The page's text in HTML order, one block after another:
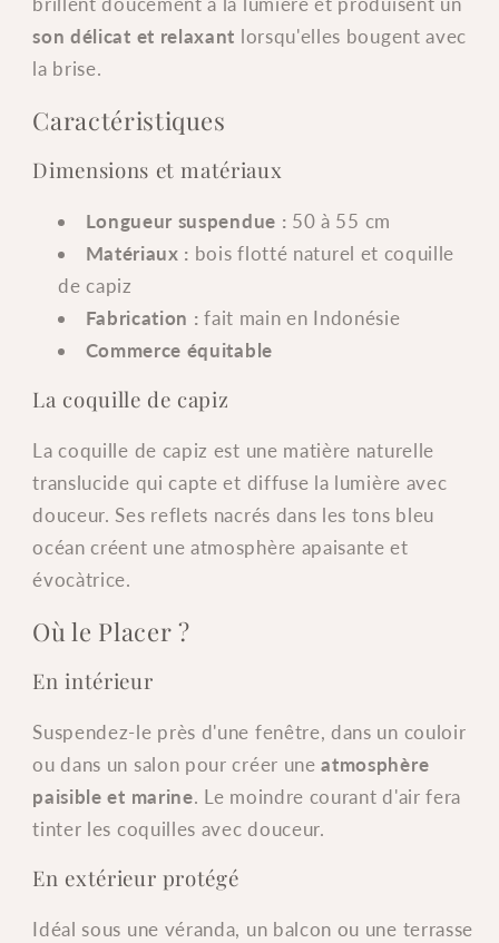
Flotté
et
Coquille
Capiz
Commerce
Flotté
et
Capiz
Commerce
son délicat et relaxant lorsqu'elles bougent avec
la brise.
Caractéristiques
Dimensions et matériaux
Longueur suspendue : 50 à 55 cm
Matériaux : bois flotté naturel et coquille
de capiz
Fabrication : fait main en Indonésie
Commerce équitable
La coquille de capiz
La coquille de capiz est une matière naturelle
translucide qui capte et diffuse la lumière avec
douceur. Ses reflets nacrés dans les tons bleu
océan créent une atmosphère apaisante et
évocàtrice.
Où le Placer ?
En intérieur
Suspendez-le près d'une fenêtre, dans un couloir
ou dans un salon pour créer uneatmosphère
paisible et marine. Le moindre courant d'air fera
tinter les coquilles avec douceur.
En extérieur protégé
Idéal sous une véranda, un balcon ou une terrasse